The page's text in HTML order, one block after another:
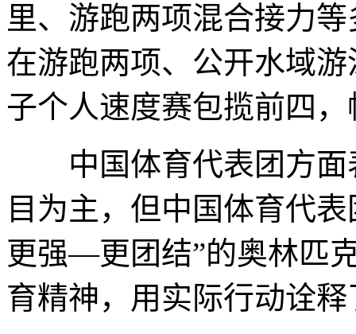
里、游跑两项混合接力
在游跑两项、公开水域
子个人速度赛包揽前四
中国体育代表团方面
目为主，但中国体育代
更强—更团结”的奥林匹
育精神，用实际行动诠